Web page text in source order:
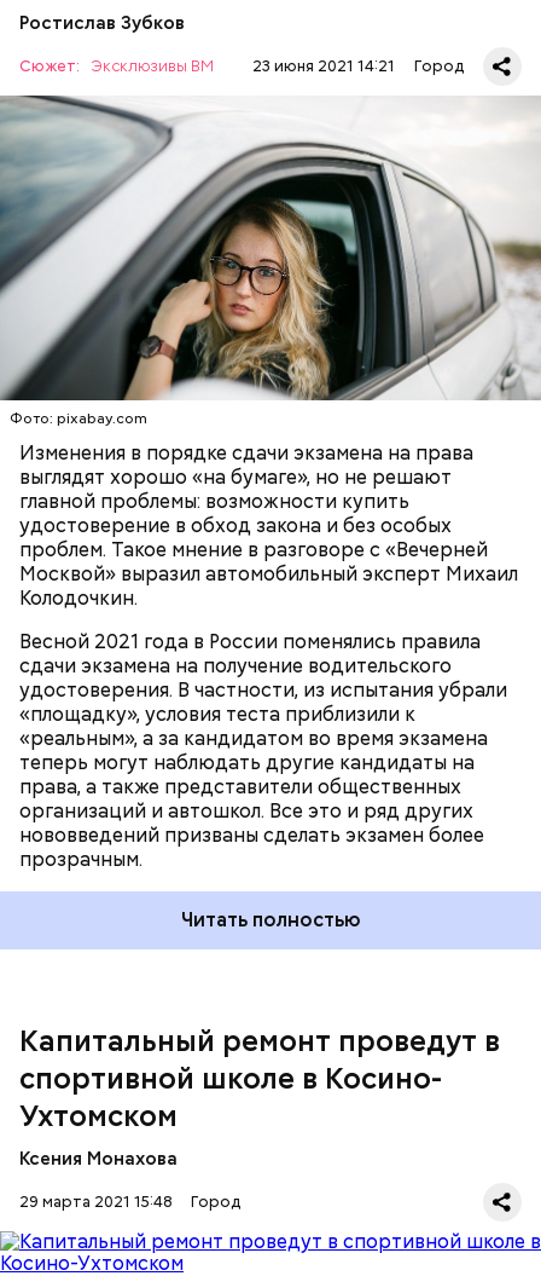
Ростислав Зубков
Сюжет: Эксклюзивы ВМ 23 июня 2021 14:21 Город
Фото: pixabay.com
Изменения в порядке сдачи экзамена на права
выглядят хорошо «на бумаге», но не решают
главной проблемы: возможности купить
удостоверение в обход закона и без особых
проблем. Такое мнение в разговоре с «Вечерней
Москвой» выразил автомобильный эксперт Михаил
Колодочкин.
Весной 2021 года в России поменялись правила
сдачи экзамена на получение водительского
удостоверения. В частности, из испытания убрали
«площадку», условия теста приблизили к
«реальным», а за кандидатом во время экзамена
теперь могут наблюдать другие кандидаты на
права, а также представители общественных
организаций и автошкол. Все это и ряд других
нововведений призваны сделать экзамен более
прозрачным.
Комментируя изменения, Колодочкин сказал, что
все они в целом нужны и полезны — «по крайней
мере, не навредят уж точно».
Читать полностью
ВОДИТЕЛИ
ИЗМЕНЕНИЯ ПРАВИЛ
ЭКСКЛЮЗИВЫ «ВЕЧЕРНЕЙ МОСКВЫ»
ЭКЗАМЕНЫ
Капитальный ремонт проведут в
спортивной школе в Косино-
Ухтомском
Ксения Монахова
29 марта 2021 15:48 Город
подпольных каналов, демонтаж конструкций
неэксплуатируемого приставного лифта, ведущего
на обходную галерею, а также самого лифта с
последующим восстановлением полов, —
подчеркнул Валерий Леонов.
Помимо этого, специалисты проведут ремонт
кровли с заменой утеплителя, стяжки и
водоизоляционных слоев. Также будут заменены
технологические плиты ледовой площадки. В
помещении установят новые окна, распашные
металлические ворота в гараже, уложат напольное
покрытие и окрасят кирпичные стены, сообщает
официальный сайтмэра Москвы.
Читайте также:Москвичам рассказали, как
реставрируют исторический жилой фонд столицы
Читайте также:Более сотни медицинских объектов
построят в ТиНАО в ближайшие 15 лет